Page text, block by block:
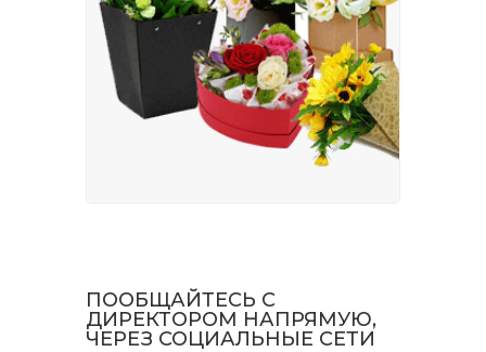
ПООБЩАЙТЕСЬ С
ДИРЕКТОРОМ НАПРЯМУЮ,
ЧЕРЕЗ СОЦИАЛЬНЫЕ СЕТИ